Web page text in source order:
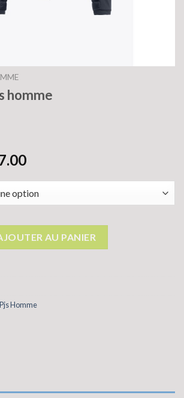
homme
pjs hommeAU PANIER
Homme